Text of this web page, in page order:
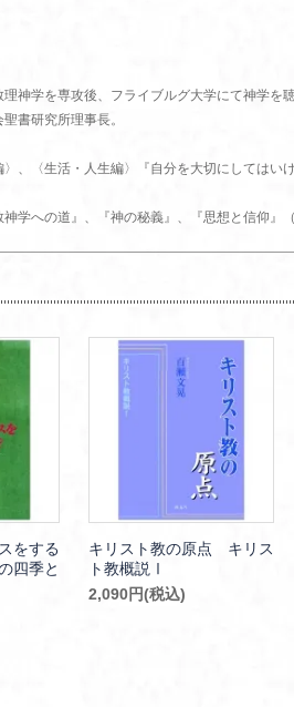
神学を専攻後、フライブルグ大学にて神学を聴
書研究所理事長。
、〈生活・人生編〉『自分を大切にしてはい
学への道』、『神の秘義』、『思想と信仰』（
をする
四季と
キリスト教の原点 キリス
ト教概説Ⅰ
2,090円(税込)